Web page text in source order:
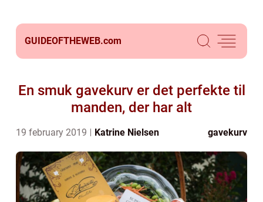
GUIDEOFTHEWEB.com
En smuk gavekurv er det perfekte til
manden, der har alt
19 february 2019 Katrine Nielsen gavekurv